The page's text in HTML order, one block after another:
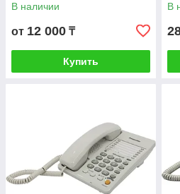
В наличии
от 12 000 ₸
Купить
В